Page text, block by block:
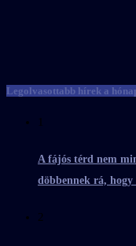
Legolvasottabb hírek a
1
A fájós térd nem
döbbennek rá,
2